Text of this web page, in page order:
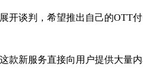
开谈判，希望推出自己的OTT付
款新服务直接向用户提供大量